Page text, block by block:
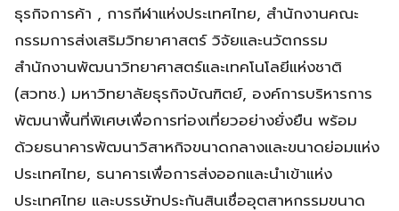
ธุรกิจการค้า , การกีฬาแห่งประเทศไทย, สำนักงานคณะ
กรรมการส่งเสริมวิทยาศาสตร์ วิจัยและนวัตกรรม
สำนักงานพัฒนาวิทยาศาสตร์และเทคโนโลยีแห่งชาติ
(สวทช.) มหาวิทยาลัยธุรกิจบัณฑิตย์, องค์การบริหารการ
พัฒนาพื้นที่พิเศษเพื่อการท่องเที่ยวอย่างยั่งยืน พร้อม
ด้วยธนาคารพัฒนาวิสาหกิจขนาดกลางและขนาดย่อมแห่ง
ประเทศไทย, ธนาคารเพื่อการส่งออกและนำเข้าแห่ง
ประเทศไทย และบรรษัทประกันสินเชื่ออุตสาหกรรมขนาด